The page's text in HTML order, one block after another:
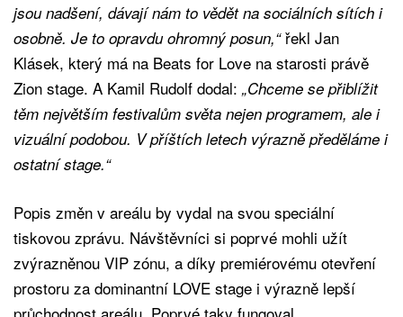
jsou nadšení, dávají nám to vědět na sociálních sítích i
osobně. Je to opravdu ohromný posun,“řekl Jan
Klásek, který má na Beats for Love na starosti právě
Zion stage. A Kamil Rudolf dodal: „Chceme se přiblížit
těm největším festivalům světa nejen programem, ale i
vizuální podobou. V příštích letech výrazně předěláme i
ostatní stage.“
Popis změn v areálu by vydal na svou speciální
tiskovou zprávu. Návštěvníci si poprvé mohli užít
zvýrazněnou VIP zónu, a díky premiérovému otevření
prostoru za dominantní LOVE stage i výrazně lepší